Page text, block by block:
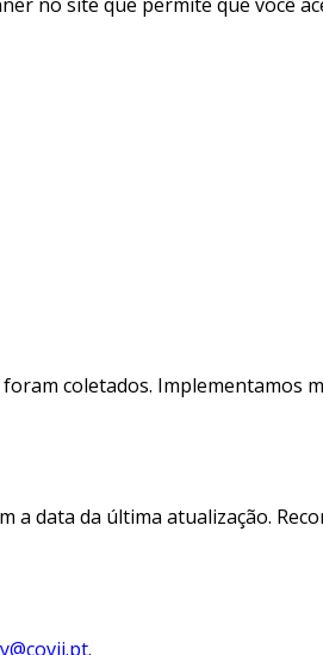
coletados. Implementamos
data da última atualização.
.